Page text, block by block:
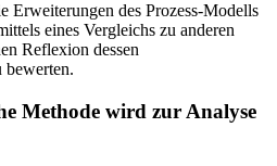
Erweiterungen des Prozess-Modells
eines Vergleichs zu anderen
Reflexion dessen
bewerten.
Methode wird zur Analyse